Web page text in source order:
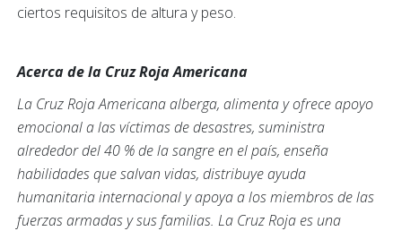
ciertos requisitos de altura y peso.
Acerca de la Cruz Roja Americana
La Cruz Roja Americana alberga, alimenta y ofrece apoyo
emocional a las víctimas de desastres, suministra
alrededor del 40 % de la sangre en el país, enseña
habilidades que salvan vidas, distribuye ayuda
humanitaria internacional y apoya a los miembros de las
fuerzas armadas y sus familias. La Cruz Roja es una